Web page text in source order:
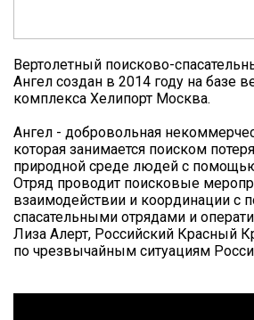
Вертолетный поисково-
Ангел создан в 2014 году на базе
комплекса Хелипорт Москва.
Ангел - добровольная
которая занимается поиском
природной среде людей с
Отряд проводит поисковые
взаимодействии и координации с
спасательными отрядами и
Лиза Алерт, Российский Красный
по чрезвычайным ситуациям